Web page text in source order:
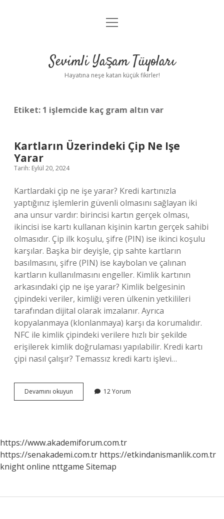
Anasayfa
Yasal Uyarı
menüyü
Sevimli Yaşam Tüyoları
Hayatına neşe katan küçük fikirler!
Etiket: 1 işlemcide kaç gram altın var
Kartların Üzerindeki Çip Ne Işe
Yarar
Tarih: Eylül 20, 2024
Kartlardaki çip ne işe yarar? Kredi kartınızla
yaptığınız işlemlerin güvenli olmasını sağlayan iki
ana unsur vardır: birincisi kartın gerçek olması,
ikincisi ise kartı kullanan kişinin kartın gerçek sahibi
olmasıdır. Çip ilk koşulu, şifre (PIN) ise ikinci koşulu
karşılar. Başka bir deyişle, çip sahte kartların
basılmasını, şifre (PIN) ise kaybolan ve çalınan
kartların kullanılmasını engeller. Kimlik kartının
arkasındaki çip ne işe yarar? Kimlik belgesinin
çipindeki veriler, kimliği veren ülkenin yetkilileri
tarafından dijital olarak imzalanır. Ayrıca
kopyalanmaya (klonlanmaya) karşı da korumalıdır.
NFC ile kimlik çipindeki verilere hızlı bir şekilde
erişilerek kimlik doğrulaması yapılabilir. Kredi kartı
çipi nasıl çalışır? Temassız kredi kartı işlevi…
Devamını okuyun Kartların
Üzerindeki
12 Yorum
https://www.akademiforum.com.tr
https://senakademi.com.tr https://etkindanismanlik.com.tr
knight online nttgame Sitemap